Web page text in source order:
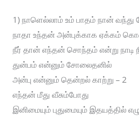
1) நாளெல்லாம் உம் பாதம் நான் வந்து
நாதா உந்தன் அன்புக்காக ஏக்கம்
நீர் தான் எந்தன் சொந்தம் என்று நாடி
துன்பம் என்னும் சோலைதனில்
அன்பு என்னும் தென்றல் காற்று – 2
எந்தன் மீது வீசும்போது
இனிமையும் புதுமையும் இதயத்தில்